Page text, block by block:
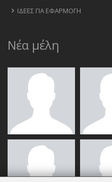
ΙΔΈΕΣ ΓΙΑ ΕΦΑΡΜΟΓΉ
Νέα μέλη